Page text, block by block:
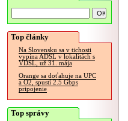
Top články
Na Slovensku sa v tichosti
vypína ADSL v lokalitách s
VDSL, už 31. mája
Orange sa doťahuje na UPC
a O2, spustí 2.5 Gbps
pripojenie
Top správy